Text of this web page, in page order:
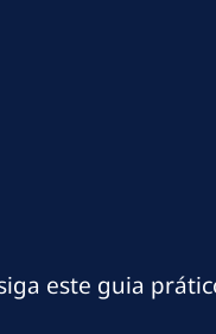
este guia